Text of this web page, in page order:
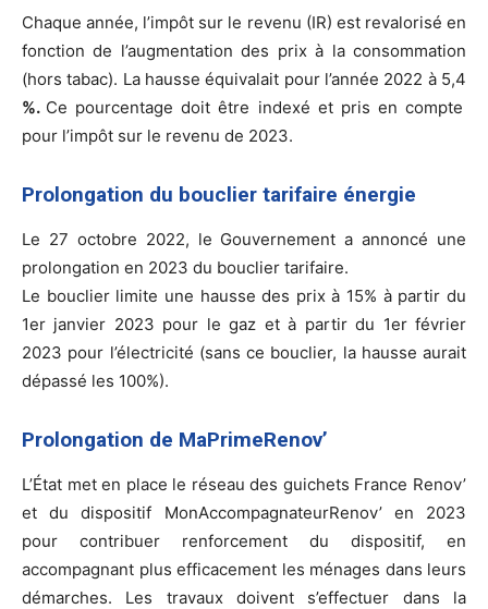
Chaque année, l’impôt sur le revenu (IR) est revalorisé en
fonction de l’augmentation des prix à la consommation
(hors tabac). La hausse équivalait pour l’année 2022 à 5,4
%. Ce pourcentage doit être indexé et pris en compte
pour l’impôt sur le revenu de 2023.
Prolongation du bouclier tarifaire énergie
Le 27 octobre 2022, le Gouvernement a annoncé une
prolongation en 2023 du bouclier tarifaire.
Le bouclier limite une hausse des prix à 15% à partir du
1er janvier 2023 pour le gaz et à partir du 1er février
2023 pour l’électricité (sans ce bouclier, la hausse aurait
dépassé les 100%).
Prolongation de MaPrimeRenov’
L’État met en place le réseau des guichets France Renov’
et du dispositif MonAccompagnateurRenov’ en 2023
pour contribuer renforcement du dispositif, en
accompagnant plus efficacement les ménages dans leurs
démarches. Les travaux doivent s’effectuer dans la